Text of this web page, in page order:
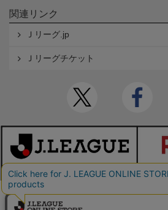
関連リンク
Ｊリーグ.jp
Ｊリーグチケット
本サイトで使用している文章・画像等の無断で